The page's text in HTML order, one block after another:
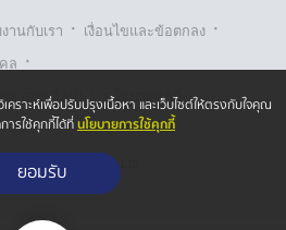
านกับเรา · เงื่อนไขและข้อตกลง ·
ล ·
ล (ออนไลน์) · นโยบายคุกกี้ ·
& T.V. Co.,Ltd.
คราะห์เพื่อปรับปรุงเนื้อหา และเว็บไซต์ให้ตรงกับใจคุณ
รใช้คุกกี้ได้ที่นโยบายการใช้คุกกี้
ยอมรับ